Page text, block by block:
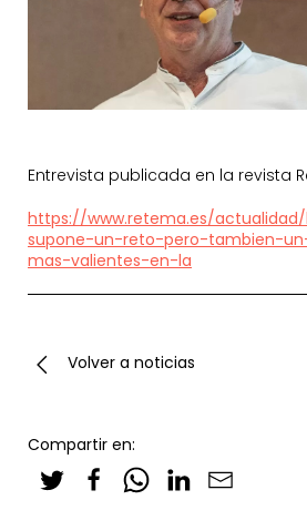
Entrevista publicada en la revista
https://www.retema.es/
supone-un-reto-pero-tambien-
mas-valientes-en-la
Volver a noticias
Compartir en: